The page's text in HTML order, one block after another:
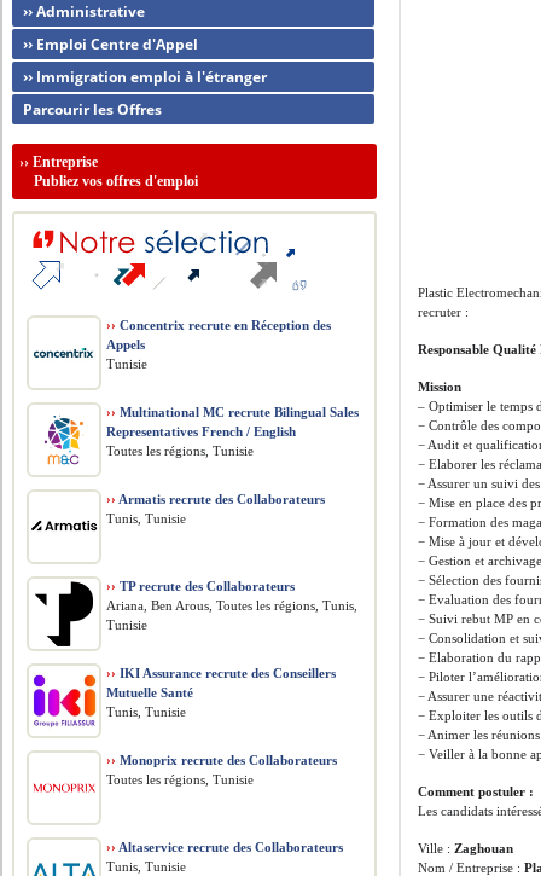
Plastic
recruter :
Responsable
Mission
– Optimiser le temps
− Contrôle des
− Audit et
− Elaborer les
− Assurer un suivi
− Mise en place des
− Formation des
− Mise à jour et
− Gestion et
− Sélection des
− Evaluation des
− Suivi rebut MP en
− Consolidation et
− Elaboration du
− Piloter
− Assurer une
− Exploiter les outils
− Animer les
− Veiller à la bonne
Comment postuler :
Les candidats
Ville :Zaghouan
Nom / Entreprise :
›› Administrative
›› Emploi Centre d'Appel
›› Immigration emploi à l'étranger
Parcourir les Offres
››Entreprise
Publiez vos offres d'emploi
›› Concentrix recrute en Réception des
Appels
Tunisie
›› Multinational MC recrute Bilingual Sales
Representatives French / English
Toutes les régions, Tunisie
›› Armatis recrute des Collaborateurs
Tunis, Tunisie
›› TP recrute des Collaborateurs
Ariana, Ben Arous, Toutes les régions, Tunis,
Tunisie
›› IKI Assurance recrute des Conseillers
Mutuelle Santé
Tunis, Tunisie
›› Monoprix recrute des Collaborateurs
Toutes les régions, Tunisie
›› Altaservice recrute des Collaborateurs
Tunis, Tunisie